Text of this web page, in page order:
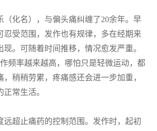
（化名），与偏头痛纠缠了20余年。早
忍受范围，发作也有规律，多在经期来
现。可随着时间推移，情况愈发严重。
频率越来越高，哪怕只是轻微运动，都
，稍稍劳累，疼痛感还会进一步加重，
常生活。
远超止痛药的控制范围。发作时，起初